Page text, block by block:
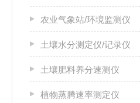
农业气象站/环境监测仪
土壤水分测定仪/记录仪
土壤肥料养分速测仪
植物蒸腾速率测定仪